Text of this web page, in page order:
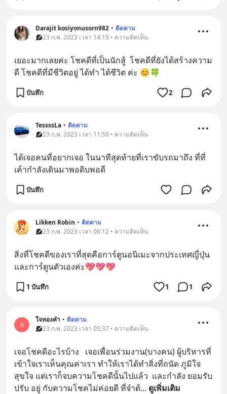
Darajit kosiyonusorn982 • ติดตาม
23 ก.พ. 2023 เวลา 14:15 • ความคิดเห็น
เยอะมากเลยค่ะ โชคดีที่เป็นนักสู้  โชคดีที่ยังได้สร้างความ
ดี โชคดีที่มีชีวิตอยู่ ได้ทำ ได้ชีวิต ค่ะ 😊🍀
บันทึก 2
TessssLa • ติดตาม
23 ก.พ. 2023 เวลา 11:50 • ความคิดเห็น
ได้เจอคนที่อยากเจอ ในนาทีสุดท้ายที่เราขับรถมาถึง ที่ที่
เค้ากำลังเดินมาพอดิบพอดี
บันทึก
Likken Robin • ติดตาม
23 ก.พ. 2023 เวลา 06:12 • ความคิดเห็น
สิ่งที่โชคดีของเราที่สุดคือการ์ตูนอนิเมะจากประเทศญี่ปุ่น
และการ์ตูนตัวเองค่ะ💖💖💖
1 บันทึก 1 1
จ
ใจทองคำ • ติดตาม
23 ก.พ. 2023 เวลา 05:37 • ความคิดเห็น
เจอโชคดีอะไรบ้าง   เจอเพื่อนร่วมงาน(บางคน) ผู้บริหารที่
เข้าใจเราเห็นคุณค่าเรา ทำให้เราได้ทำสิ่งที่ถนัด ภูมิใจ
สุขใจ แต่เราก็จบความโชคดีนั้นไปแล้ว  และกำลัง ยอมรับ
ปรับ อยู่ กับความโชคไม่ค่อยดี ที่จำต้... ดูเพิ่มเติม